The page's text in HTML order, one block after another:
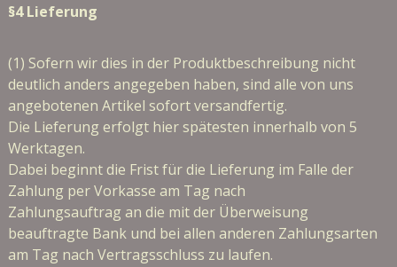
§4 Lieferung
(1) Sofern wir dies in der Produktbeschreibung nicht
deutlich anders angegeben haben, sind alle von uns
angebotenen Artikel sofort versandfertig.
Die Lieferung erfolgt hier spätesten innerhalb von 5
Werktagen.
Dabei beginnt die Frist für die Lieferung im Falle der
Zahlung per Vorkasse am Tag nach
Zahlungsauftrag an die mit der Überweisung
beauftragte Bank und bei allen anderen Zahlungsarten
am Tag nach Vertragsschluss zu laufen.